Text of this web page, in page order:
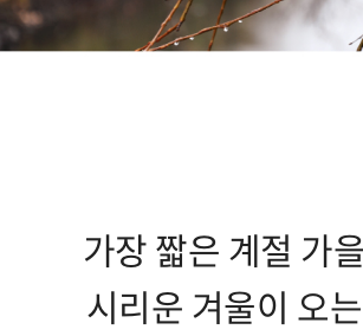
가장 짧은 계절 가
시리운 겨울이 오